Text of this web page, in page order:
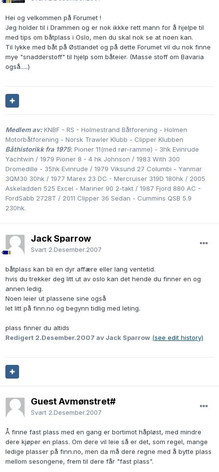
Hei og velkommen på Forumet !
Jeg holder til i Drammen og er nok ikkke rett mann for å hjelpe til
med tips om båtplass i Oslo, men du skal nok se at noen kan.
Til lykke med båt på Østlandet og på dette Forumet vil du nok finne
mye "snadderstoff" til hjelp som båteier. (Masse stoff om Bavaria
også.....)
Medlem av:KNBF - RS - Holmestrand Båtforening - Holmen
Motorbåtforening - Norsk Trawler Klubb - Clipper Klubben
Båthistorikk fra 1975: Pioner 11(med rør-ramme) - 3hk Evinrude
Yachtwin / 1979 Pioner 8 - 4 hk Johnson / 1983 With 300
Dromedille - 35hk Evinrude / 1979 Viksund 27 Columbi - Yanmar
3QM30 30hk / 1977 Marex 23 DC - Mercruiser 319D 180hk / 2005
Askeladden 525 Excel - Mariner 90 2-takt / 1987 Fjord 880 AC -
FordSabb 2728T / 2011 Clipper 36 Sedan - Cummins QSB 5.9
230hk.
Jack Sparrow
Svart 2.Desember.2007
båtplass kan bli en dyr affære eller lang ventetid.
hvis du trekker deg litt ut av oslo kan det hende du finner en og
annen ledig.
Noen leier ut plassene sine også
let litt på finn.no og begynn tidlig med leting.
plass finner du altids
Redigert 2.Desember.2007 av Jack Sparrow (see edit history)
Guest Avmønstret#
Svart 2.Desember.2007
Å finne fast plass med en gang er bortimot håpløst, med mindre
dere kjøper en plass. Om dere vil leie så er det, som regel, mange
ledige plasser på finn.no, men da må dere regne med å bytte plass
mellom sesongene, frem til dere får "fast plass".